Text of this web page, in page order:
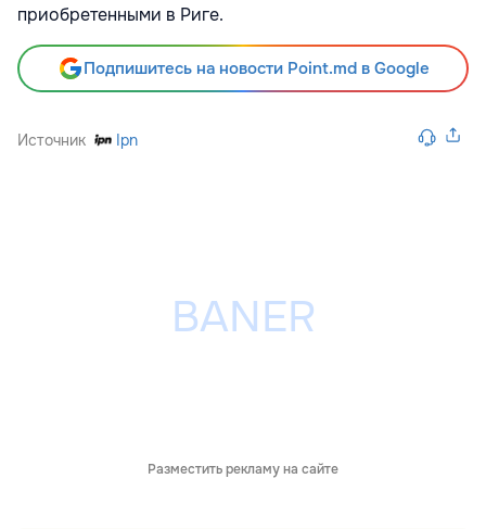
приобретенными в Риге.
Подпишитесь на новости Point.md в Google
Источник Ipn
Разместить рекламу на сайте